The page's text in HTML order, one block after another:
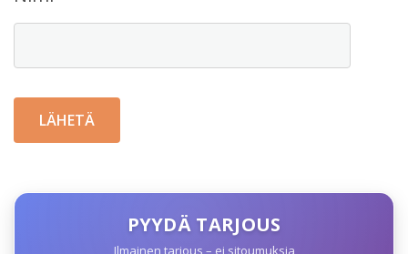
PYYDÄ TARJOUS
Ilmainen tarjous – ei sitoumuksia